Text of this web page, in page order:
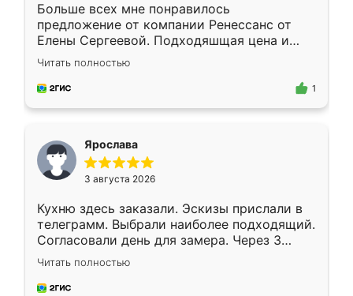
Больше всех мне понравилось
предложение от компании Ренессанс от
Елены Сергеевой. Подходяшщая цена и
короткие сроки изготовления. Приехавший
для замера сотрудник Владислав
предложил по моему эскизу самый
Читать полностью
1
Ярослава
3 августа 2026
Кухню здесь заказали. Эскизы прислали в
телеграмм. Выбрали наиболее подходящий.
Согласовали день для замера. Через 3
недели кухня была уже готова. Остались
довольны работой. Спасибо Ренессанс
мебель за качественную работу!
Читать полностью